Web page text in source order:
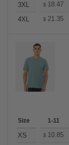
3XL
$ 18.47
4XL
$ 21.35
Size 1-11
XS $ 10.85